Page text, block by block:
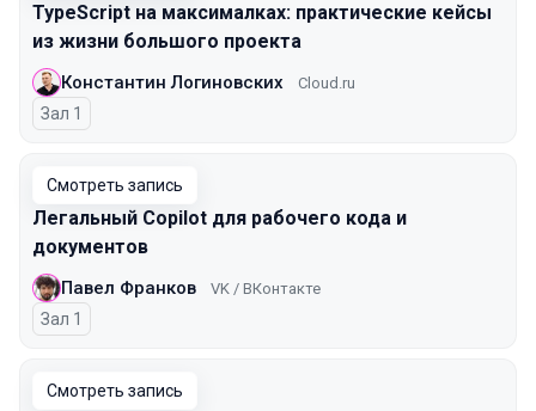
TypeScript на максималках: практические кейсы
из жизни большого проекта
Константин Логиновских Cloud.ru
Зал 1
Смотреть запись
Легальный Copilot для рабочего кода и
документов
Павел Франков VK / ВКонтакте
Зал 1
Смотреть запись